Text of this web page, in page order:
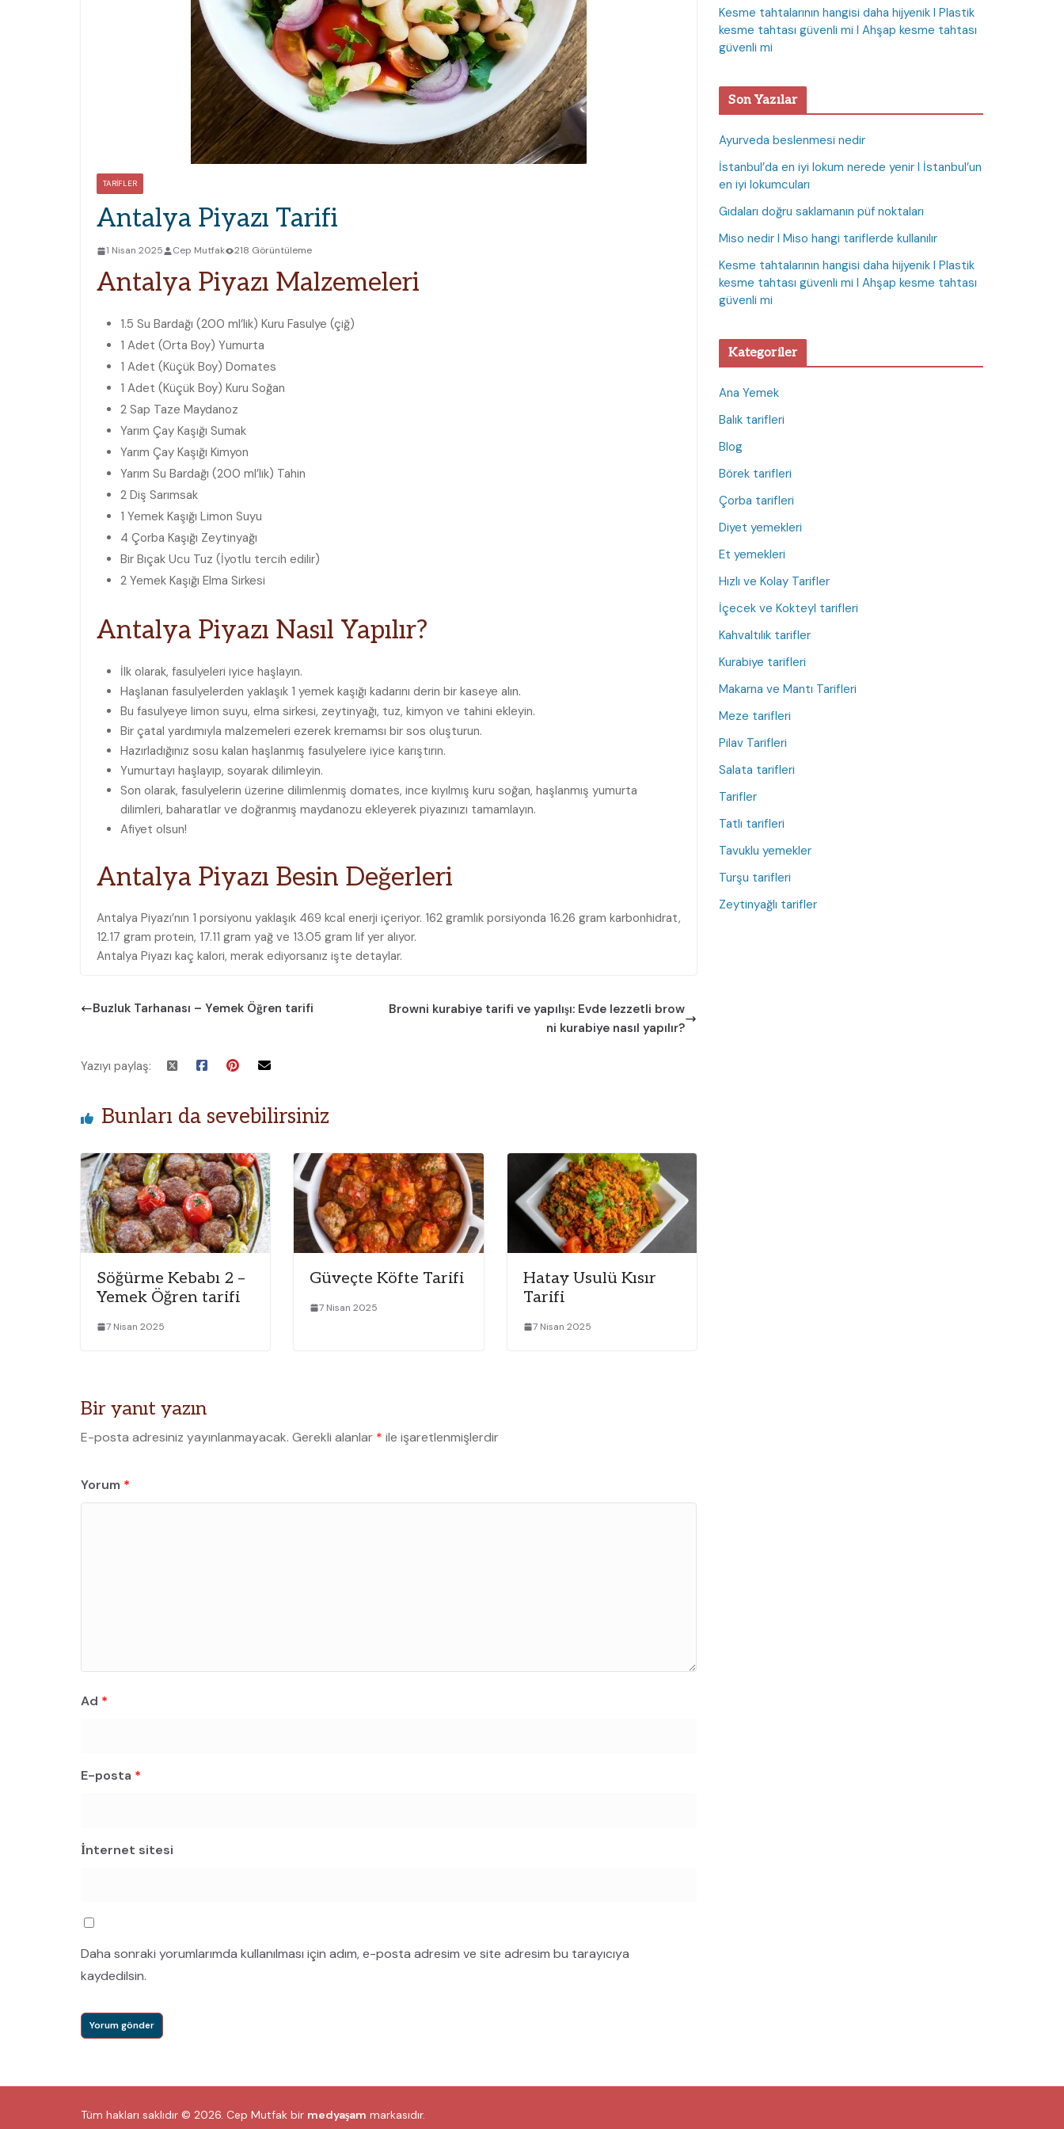
TARIFLER
Antalya Piyazı Tarifi
1 Nisan 2025 Cep Mutfak 218 Görüntüleme
Antalya Piyazı Malzemeleri
1.5 Su Bardağı (200 ml’lik) Kuru Fasulye (çiğ)
1 Adet (Orta Boy) Yumurta
1 Adet (Küçük Boy) Domates
1 Adet (Küçük Boy) Kuru Soğan
2 Sap Taze Maydanoz
Yarım Çay Kaşığı Sumak
Yarım Çay Kaşığı Kimyon
Yarım Su Bardağı (200 ml’lik) Tahin
2 Diş Sarımsak
1 Yemek Kaşığı Limon Suyu
4 Çorba Kaşığı Zeytinyağı
Bir Bıçak Ucu Tuz (İyotlu tercih edilir)
2 Yemek Kaşığı Elma Sirkesi
Antalya Piyazı Nasıl Yapılır?
İlk olarak, fasulyeleri iyice haşlayın.
Haşlanan fasulyelerden yaklaşık 1 yemek kaşığı kadarını derin bir kaseye alın.
Bu fasulyeye limon suyu, elma sirkesi, zeytinyağı, tuz, kimyon ve tahini ekleyin.
Bir çatal yardımıyla malzemeleri ezerek kremamsı bir sos oluşturun.
Hazırladığınız sosu kalan haşlanmış fasulyelere iyice karıştırın.
Yumurtayı haşlayıp, soyarak dilimleyin.
Son olarak, fasulyelerin üzerine dilimlenmiş domates, ince kıyılmış kuru soğan, haşlanmış yumurta
dilimleri, baharatlar ve doğranmış maydanozu ekleyerek piyazınızı tamamlayın.
Afiyet olsun!
Antalya Piyazı Besin Değerleri
Antalya Piyazı’nın 1 porsiyonu yaklaşık 469 kcal enerji içeriyor. 162 gramlık porsiyonda 16.26 gram karbonhidrat,
12.17 gram protein, 17.11 gram yağ ve 13.05 gram lif yer alıyor.
Antalya Piyazı kaç kalori, merak ediyorsanız işte detaylar.
Buzluk Tarhanası – Yemek Öğren tarifi
Browni kurabiye tarifi ve yapılışı: Evde lezzetli brow
ni kurabiye nasıl yapılır?
Yazıyı paylaş:
Bunları da sevebilirsiniz
Söğürme Kebabı 2 –
Yemek Öğren tarifi
7 Nisan 2025
Güveçte Köfte Tarifi
7 Nisan 2025
Hatay Usulü Kısır
Tarifi
7 Nisan 2025
Bir yanıt yazın
E-posta adresiniz yayınlanmayacak. Gerekli alanlar * ile işaretlenmişlerdir
Yorum *
Ad *
E-posta *
İnternet sitesi
Daha sonraki yorumlarımda kullanılması için adım, e-posta adresim ve site adresim bu tarayıcıya
kaydedilsin.
Kesme tahtalarının hangisi daha hijyenik I Plastik
kesme tahtası güvenli mi I Ahşap kesme tahtası
güvenli mi
Son Yazılar
Ayurveda beslenmesi nedir
İstanbul’da en iyi lokum nerede yenir I İstanbul’un
en iyi lokumcuları
Gıdaları doğru saklamanın püf noktaları
Miso nedir I Miso hangi tariflerde kullanılır
Kesme tahtalarının hangisi daha hijyenik I Plastik
kesme tahtası güvenli mi I Ahşap kesme tahtası
güvenli mi
Kategoriler
Ana Yemek
Balık tarifleri
Blog
Börek tarifleri
Çorba tarifleri
Diyet yemekleri
Et yemekleri
Hızlı ve Kolay Tarifler
İçecek ve Kokteyl tarifleri
Kahvaltılık tarifler
Kurabiye tarifleri
Makarna ve Mantı Tarifleri
Meze tarifleri
Pilav Tarifleri
Salata tarifleri
Tarifler
Tatlı tarifleri
Tavuklu yemekler
Turşu tarifleri
Zeytinyağlı tarifler
Tüm hakları saklıdır © 2026. Cep Mutfak bir medyaşam markasıdır.